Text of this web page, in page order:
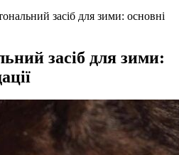
засіб для зими: основні
засіб для зими: